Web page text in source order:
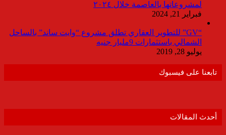
لمشروعاتها بالعاصمة خلال ٢٠٢٤
فبراير 21, 2024
“GV” للتطوير العقاري تطلق مشروع “وايت ساند” بالساحل
الشمالي باستثمارات 9مليار جنيه
يوليو 28, 2019
تابعنا على فيسبوك
أحدث المقالات